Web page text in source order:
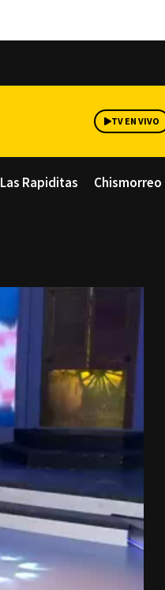
TV EN VIVO
Las Rapiditas Chismorreo